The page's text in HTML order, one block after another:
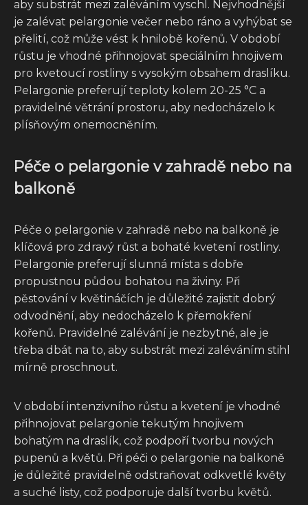
aby substrát mezi zaléváním vyschl. Nejvhodnější
je zalévat pelargonie večer nebo ráno a vyhýbat se
přelití, což může vést k hnilobě kořenů. V období
růstu je vhodné přihnojovat speciálním hnojivem
pro kvetoucí rostliny s vysokým obsahem draslíku.
Pelargonie preferují teploty kolem 20-25 °C a
pravidelné větrání prostoru, aby nedocházelo k
plísňovým onemocněním.
Péče o pelargonie v zahradě nebo na
balkoně
Péče o pelargonie v zahradě nebo na balkoně je
klíčová pro zdravý růst a bohaté kvetení rostliny.
Pelargonie preferují slunná místa s dobře
propustnou půdou bohatou na živiny. Při
pěstování v květináčích je důležité zajistit dobrý
odvodnění, aby nedocházelo k přemokření
kořenů. Pravidelné zalévání je nezbytné, ale je
třeba dbát na to, aby substrát mezi zaléváním stihl
mírně proschnout.
V období intenzivního růstu a kvetení je vhodné
přihnojovat pelargonie tekutým hnojivem
bohatým na draslík, což podpoří tvorbu nových
pupenů a květů. Při péči o pelargonie na balkoně
je důležité pravidelně odstraňovat odkvetlé květy
a suché listy, což podporuje další tvorbu květů.